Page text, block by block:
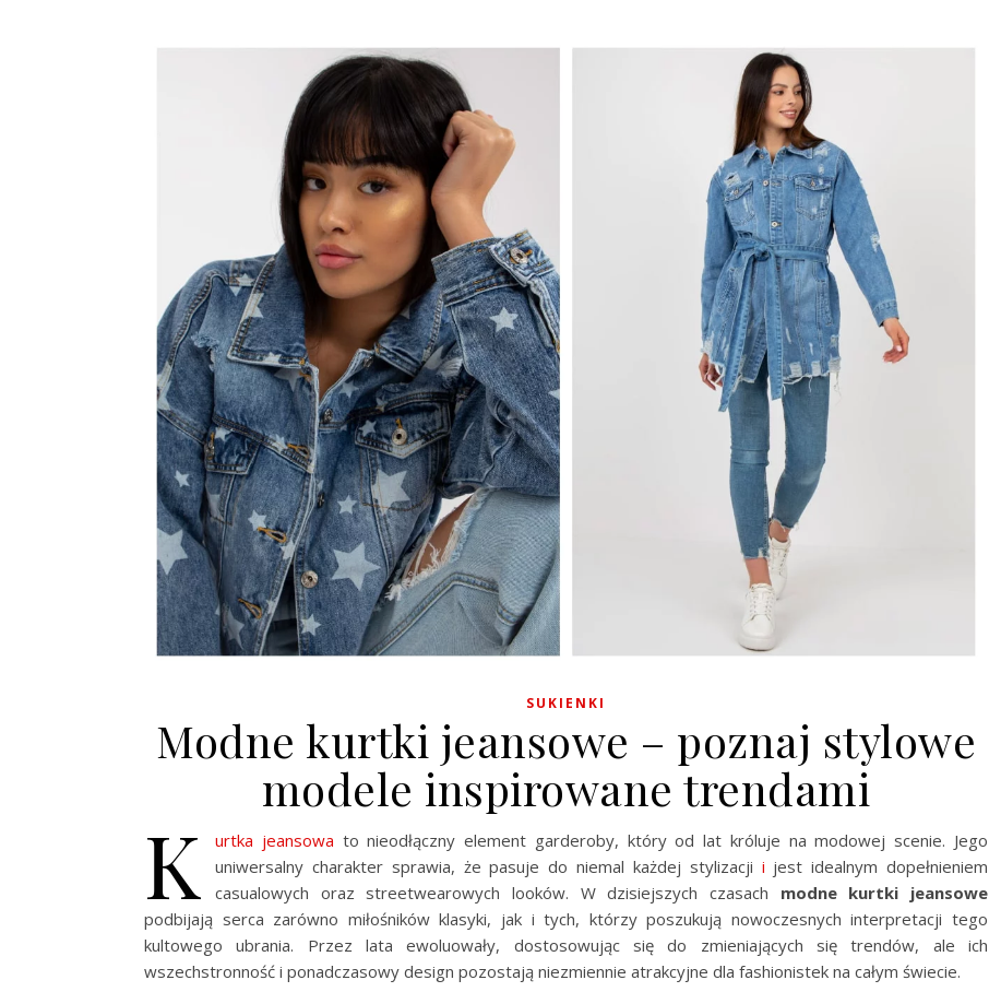
SUKIENKI
Modne kurtki jeansowe – poznaj stylowe
modele inspirowane trendami
K urtka jeansowa to nieodłączny element garderoby, który od lat króluje na modowej scenie. Jego
uniwersalny charakter sprawia, że pasuje do niemal każdej stylizacji i jest idealnym dopełnieniem
casualowych oraz streetwearowych looków. W dzisiejszych czasach modne kurtki jeansowe
podbijają serca zarówno miłośników klasyki, jak i tych, którzy poszukują nowoczesnych interpretacji tego
kultowego ubrania. Przez lata ewoluowały, dostosowując się do zmieniających się trendów, ale ich
wszechstronność i ponadczasowy design pozostają niezmiennie atrakcyjne dla fashionistek na całym świecie.